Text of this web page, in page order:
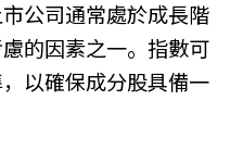
公司通常處於成長階
的因素之一。指數可
以確保成分股具備一